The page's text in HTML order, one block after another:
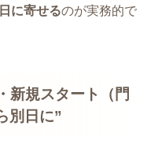
に寄せるのが実務的で
新規スタート（門
別日に”